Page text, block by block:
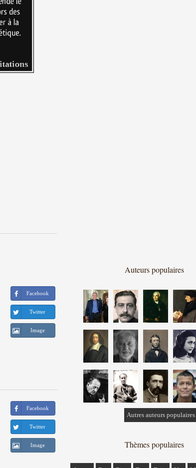
Facebook
Twitter
Image
Facebook
Twitter
Image
Auteurs populaires
Autres auteurs populaires
Thèmes populaires